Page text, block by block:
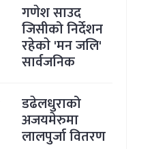
गणेश साउद
जिसीको निर्देशन
रहेकाे 'मन जलि'
सार्वजनिक
डढेलधुराको
अजयमेरुमा
लालपुर्जा वितरण